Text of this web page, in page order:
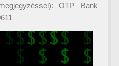
OTP Bank